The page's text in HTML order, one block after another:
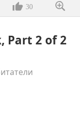
30
Part 2 of 2